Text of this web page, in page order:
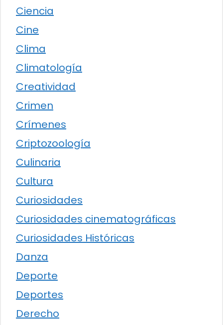
Ciencia
Cine
Clima
Climatología
Creatividad
Crimen
Crímenes
Criptozoología
Culinaria
Cultura
Curiosidades
Curiosidades cinematográficas
Curiosidades Históricas
Danza
Deporte
Deportes
Derecho